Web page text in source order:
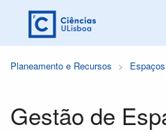
Planeamento e Recursos Espaços
Gestão de